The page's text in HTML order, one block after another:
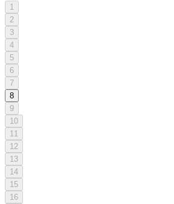
1
2
3
4
5
6
7
8
9
10
11
12
13
14
15
16